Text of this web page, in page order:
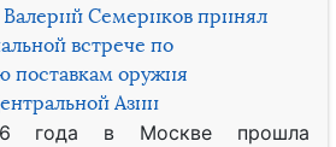
Семериков принял
встрече по
поставкам оружия
Азии
года в Москве прошла